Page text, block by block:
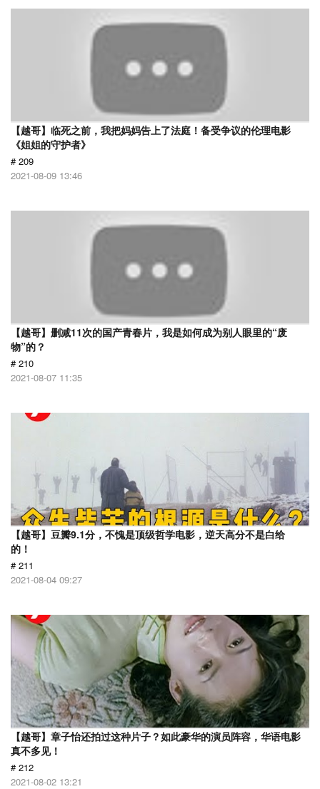
【越哥】临死之前，我把妈妈告上了法庭！备受争议的伦理电影
《姐姐的守护者》
# 209
2021-08-09 13:46
【越哥】删减11次的国产青春片，我是如何成为别人眼里的“废
物”的？
# 210
2021-08-07 11:35
【越哥】豆瓣9.1分，不愧是顶级哲学电影，逆天高分不是白给
的！
# 211
2021-08-04 09:27
【越哥】章子怡还拍过这种片子？如此豪华的演员阵容，华语电影
真不多见！
# 212
2021-08-02 13:21